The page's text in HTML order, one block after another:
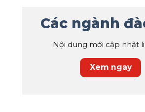
Các ngành
Nội dung mới cập nhật
Xem ngay